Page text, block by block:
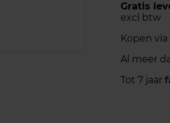
Gratis
excl btw
Kopen
Al meer
Tot 7 jaar